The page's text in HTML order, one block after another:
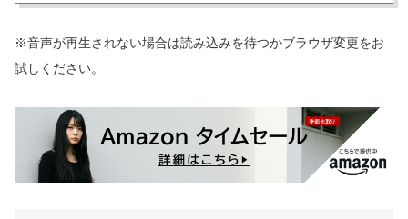
※音声が再生されない場合は読み込みを待つかブラウザ変更をお
試しください。